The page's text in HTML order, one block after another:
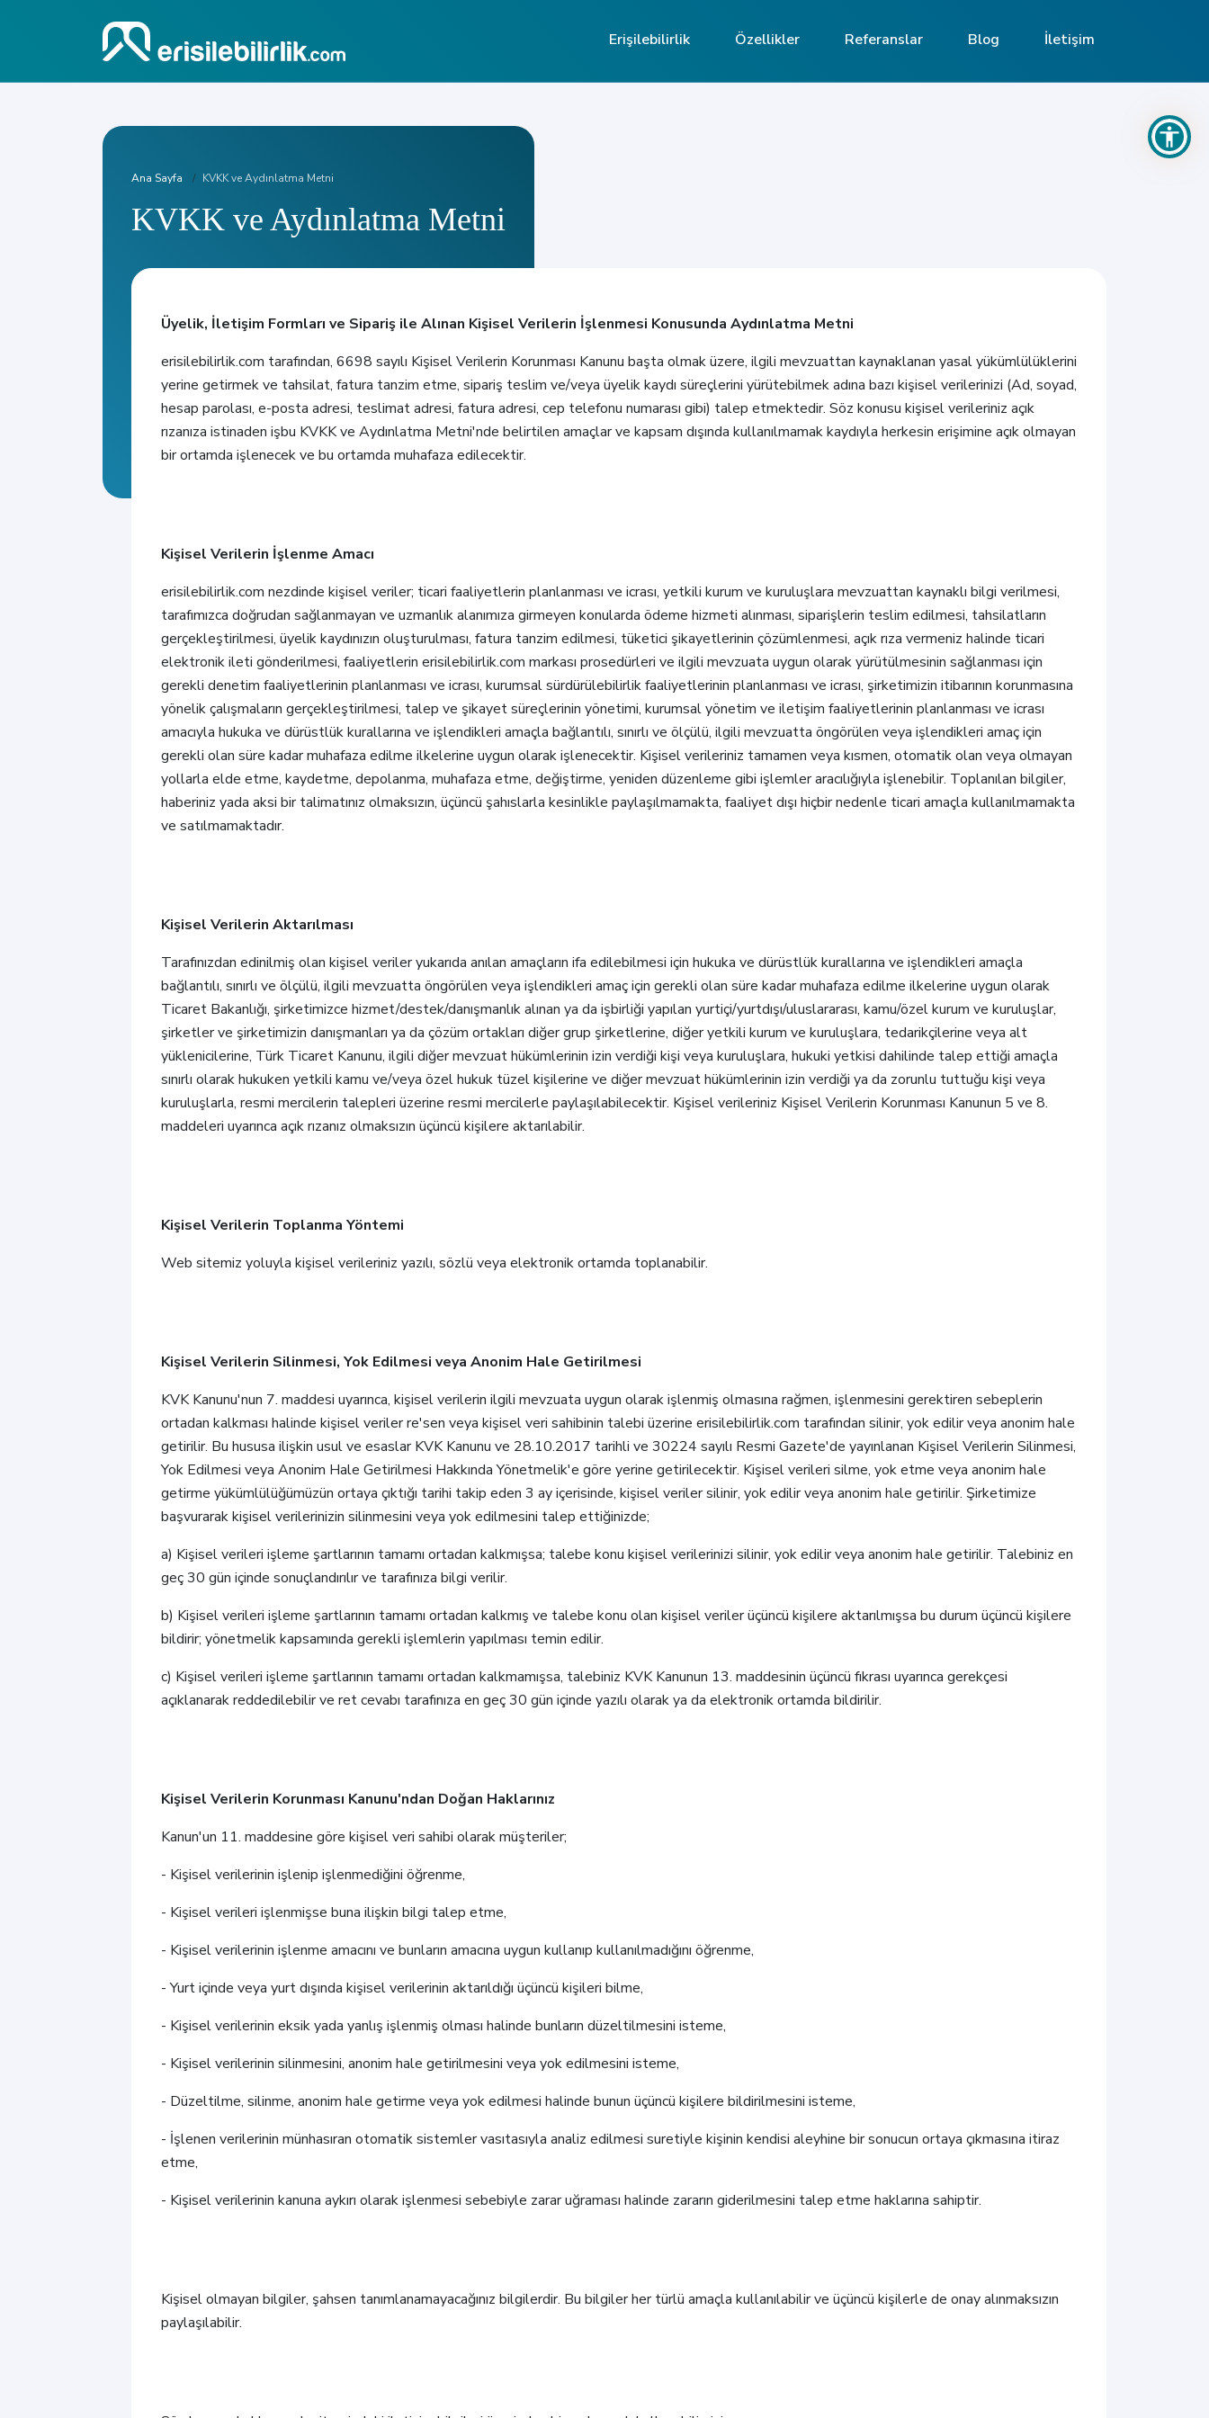
Erişilebilirlik Özellikler Referanslar Blog İletişim
Ana Sayfa KVKK ve Aydınlatma Metni
KVKK ve Aydınlatma Metni
Üyelik, İletişim Formları ve Sipariş ile Alınan Kişisel Verilerin İşlenmesi Konusunda Aydınlatma Metni
erisilebilirlik.com tarafından, 6698 sayılı Kişisel Verilerin Korunması Kanunu başta olmak üzere, ilgili mevzuattan kaynaklanan yasal yükümlülüklerini
yerine getirmek ve tahsilat, fatura tanzim etme, sipariş teslim ve/veya üyelik kaydı süreçlerini yürütebilmek adına bazı kişisel verilerinizi (Ad, soyad,
hesap parolası, e-posta adresi, teslimat adresi, fatura adresi, cep telefonu numarası gibi) talep etmektedir. Söz konusu kişisel verileriniz açık
rızanıza istinaden işbu KVKK ve Aydınlatma Metni'nde belirtilen amaçlar ve kapsam dışında kullanılmamak kaydıyla herkesin erişimine açık olmayan
bir ortamda işlenecek ve bu ortamda muhafaza edilecektir.
Kişisel Verilerin İşlenme Amacı
erisilebilirlik.com nezdinde kişisel veriler; ticari faaliyetlerin planlanması ve icrası, yetkili kurum ve kuruluşlara mevzuattan kaynaklı bilgi verilmesi,
tarafımızca doğrudan sağlanmayan ve uzmanlık alanımıza girmeyen konularda ödeme hizmeti alınması, siparişlerin teslim edilmesi, tahsilatların
gerçekleştirilmesi, üyelik kaydınızın oluşturulması, fatura tanzim edilmesi, tüketici şikayetlerinin çözümlenmesi, açık rıza vermeniz halinde ticari
elektronik ileti gönderilmesi, faaliyetlerin erisilebilirlik.com markası prosedürleri ve ilgili mevzuata uygun olarak yürütülmesinin sağlanması için
gerekli denetim faaliyetlerinin planlanması ve icrası, kurumsal sürdürülebilirlik faaliyetlerinin planlanması ve icrası, şirketimizin itibarının korunmasına
yönelik çalışmaların gerçekleştirilmesi, talep ve şikayet süreçlerinin yönetimi, kurumsal yönetim ve iletişim faaliyetlerinin planlanması ve icrası
amacıyla hukuka ve dürüstlük kurallarına ve işlendikleri amaçla bağlantılı, sınırlı ve ölçülü, ilgili mevzuatta öngörülen veya işlendikleri amaç için
gerekli olan süre kadar muhafaza edilme ilkelerine uygun olarak işlenecektir. Kişisel verileriniz tamamen veya kısmen, otomatik olan veya olmayan
yollarla elde etme, kaydetme, depolanma, muhafaza etme, değiştirme, yeniden düzenleme gibi işlemler aracılığıyla işlenebilir. Toplanılan bilgiler,
haberiniz yada aksi bir talimatınız olmaksızın, üçüncü şahıslarla kesinlikle paylaşılmamakta, faaliyet dışı hiçbir nedenle ticari amaçla kullanılmamakta
ve satılmamaktadır.
Kişisel Verilerin Aktarılması
Tarafınızdan edinilmiş olan kişisel veriler yukarıda anılan amaçların ifa edilebilmesi için hukuka ve dürüstlük kurallarına ve işlendikleri amaçla
bağlantılı, sınırlı ve ölçülü, ilgili mevzuatta öngörülen veya işlendikleri amaç için gerekli olan süre kadar muhafaza edilme ilkelerine uygun olarak
Ticaret Bakanlığı, şirketimizce hizmet/destek/danışmanlık alınan ya da işbirliği yapılan yurtiçi/yurtdışı/uluslararası, kamu/özel kurum ve kuruluşlar,
şirketler ve şirketimizin danışmanları ya da çözüm ortakları diğer grup şirketlerine, diğer yetkili kurum ve kuruluşlara, tedarikçilerine veya alt
yüklenicilerine, Türk Ticaret Kanunu, ilgili diğer mevzuat hükümlerinin izin verdiği kişi veya kuruluşlara, hukuki yetkisi dahilinde talep ettiği amaçla
sınırlı olarak hukuken yetkili kamu ve/veya özel hukuk tüzel kişilerine ve diğer mevzuat hükümlerinin izin verdiği ya da zorunlu tuttuğu kişi veya
kuruluşlarla, resmi mercilerin talepleri üzerine resmi mercilerle paylaşılabilecektir. Kişisel verileriniz Kişisel Verilerin Korunması Kanunun 5 ve 8.
maddeleri uyarınca açık rızanız olmaksızın üçüncü kişilere aktarılabilir.
Kişisel Verilerin Toplanma Yöntemi
Web sitemiz yoluyla kişisel verileriniz yazılı, sözlü veya elektronik ortamda toplanabilir.
Kişisel Verilerin Silinmesi, Yok Edilmesi veya Anonim Hale Getirilmesi
KVK Kanunu'nun 7. maddesi uyarınca, kişisel verilerin ilgili mevzuata uygun olarak işlenmiş olmasına rağmen, işlenmesini gerektiren sebeplerin
ortadan kalkması halinde kişisel veriler re'sen veya kişisel veri sahibinin talebi üzerine erisilebilirlik.com tarafından silinir, yok edilir veya anonim hale
getirilir. Bu hususa ilişkin usul ve esaslar KVK Kanunu ve 28.10.2017 tarihli ve 30224 sayılı Resmi Gazete'de yayınlanan Kişisel Verilerin Silinmesi,
Yok Edilmesi veya Anonim Hale Getirilmesi Hakkında Yönetmelik'e göre yerine getirilecektir. Kişisel verileri silme, yok etme veya anonim hale
getirme yükümlülüğümüzün ortaya çıktığı tarihi takip eden 3 ay içerisinde, kişisel veriler silinir, yok edilir veya anonim hale getirilir. Şirketimize
başvurarak kişisel verilerinizin silinmesini veya yok edilmesini talep ettiğinizde;
a) Kişisel verileri işleme şartlarının tamamı ortadan kalkmışsa; talebe konu kişisel verilerinizi silinir, yok edilir veya anonim hale getirilir. Talebiniz en
geç 30 gün içinde sonuçlandırılır ve tarafınıza bilgi verilir.
b) Kişisel verileri işleme şartlarının tamamı ortadan kalkmış ve talebe konu olan kişisel veriler üçüncü kişilere aktarılmışsa bu durum üçüncü kişilere
bildirir; yönetmelik kapsamında gerekli işlemlerin yapılması temin edilir.
c) Kişisel verileri işleme şartlarının tamamı ortadan kalkmamışsa, talebiniz KVK Kanunun 13. maddesinin üçüncü fıkrası uyarınca gerekçesi
açıklanarak reddedilebilir ve ret cevabı tarafınıza en geç 30 gün içinde yazılı olarak ya da elektronik ortamda bildirilir.
Kişisel Verilerin Korunması Kanunu'ndan Doğan Haklarınız
Kanun'un 11. maddesine göre kişisel veri sahibi olarak müşteriler;
- Kişisel verilerinin işlenip işlenmediğini öğrenme,
- Kişisel verileri işlenmişse buna ilişkin bilgi talep etme,
- Kişisel verilerinin işlenme amacını ve bunların amacına uygun kullanıp kullanılmadığını öğrenme,
- Yurt içinde veya yurt dışında kişisel verilerinin aktarıldığı üçüncü kişileri bilme,
- Kişisel verilerinin eksik yada yanlış işlenmiş olması halinde bunların düzeltilmesini isteme,
- Kişisel verilerinin silinmesini, anonim hale getirilmesini veya yok edilmesini isteme,
- Düzeltilme, silinme, anonim hale getirme veya yok edilmesi halinde bunun üçüncü kişilere bildirilmesini isteme,
- İşlenen verilerinin münhasıran otomatik sistemler vasıtasıyla analiz edilmesi suretiyle kişinin kendisi aleyhine bir sonucun ortaya çıkmasına itiraz
etme,
- Kişisel verilerinin kanuna aykırı olarak işlenmesi sebebiyle zarar uğraması halinde zararın giderilmesini talep etme haklarına sahiptir.
Kişisel olmayan bilgiler, şahsen tanımlanamayacağınız bilgilerdir. Bu bilgiler her türlü amaçla kullanılabilir ve üçüncü kişilerle de onay alınmaksızın
paylaşılabilir.